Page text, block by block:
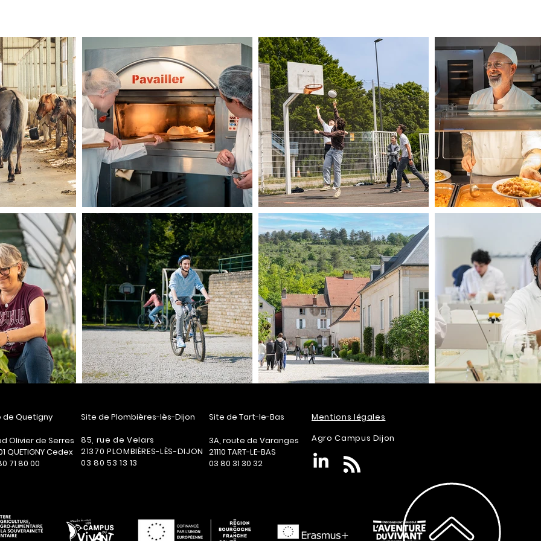
de Quetigny
Olivier de Serres
QUETIGNY Cedex
71 80 00
Site de Plombières-lès-Dijon
85, rue de Velars
21370 PLOMBIÈRES-LÈS-DIJON
03 80 53 13 13
Site de Tart-le-Bas
3A, route de Varanges
21110 TART-LE-BAS
03 80 31 30 32
Mentions légales
Agro Campus Dijon